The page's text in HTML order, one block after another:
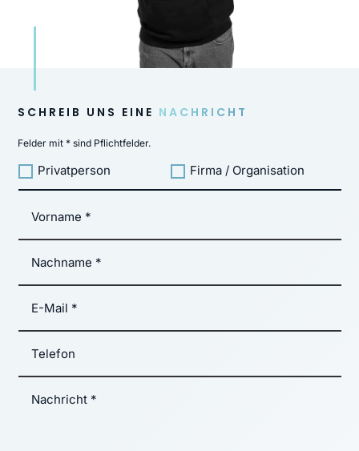
SCHREIB UNS EINE NACHRICHT
Felder mit * sind Pflichtfelder.
Privatperson Firma / Organisation